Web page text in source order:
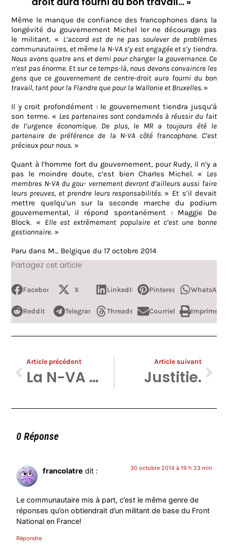
Partagez cet article
Même le manque de confiance des francophones dans la
longévité du gouvernement Michel Ier ne décourage pas
le militant. « L’accord est de ne pas soulever de problèmes
communautaires, et même la N-VA s’y est engagée et s’y tiendra.
Nous avons quatre ans et demi pour changer la gouvernance. Ce
n’est pas énorme. Et sur ce temps-là, nous devons convaincre les
gens que ce gouvernement de centre-droit aura fourni du bon
travail, tant pour la Flandre que pour la Wallonie et Bruxelles. »
Il y croit profondément : le gouvernement tiendra jusqu’à
son terme. « Les partenaires sont condamnés à réussir du fait
de l’urgence économique. De plus, le MR a toujours été le
partenaire de préférence de la N-VA côté francophone. C’est
précieux pour nous. »
Quant à l’homme fort du gouvernement, pour Rudy, il n’y a
pas le moindre doute, c’est bien Charles Michel. « Les
membres N-VA du gou- vernement devront d’ailleurs aussi faire
leurs preuves, et prendre leurs responsabilités. » Et s’il devait
mettre quelqu’un sur la seconde marche du podium
gouvernemental, il répond spontanément : Maggie De
Block. « Elle est extrêmement populaire et c’est une bonne
gestionnaire. »
Paru dans M… Belgique du 17 octobre 2014
Facebook X LinkedIn Pinterest WhatsApp
Reddit Telegram Threads Courriel Imprimer
Article précédent
La N-VA met ses casseroles en batterie.
Article suivant
Justitie.
0 Réponse
francolatre dit : 30 octobre 2014 à 19 h 23 min
Le communautaire mis à part, c’est le même genre de
réponses qu’on obtiendrait d’un militant de base du Front
National en France!
Répondre